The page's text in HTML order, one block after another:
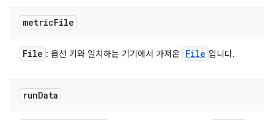
metricFile
File : 옵션 키와 일치하는 기기에서 가져온 File 입니다.
runData